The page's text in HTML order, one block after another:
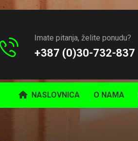
Imate pitanja, želite ponudu?
+387 (0)30-732-837
NASLOVNICA O NAMA